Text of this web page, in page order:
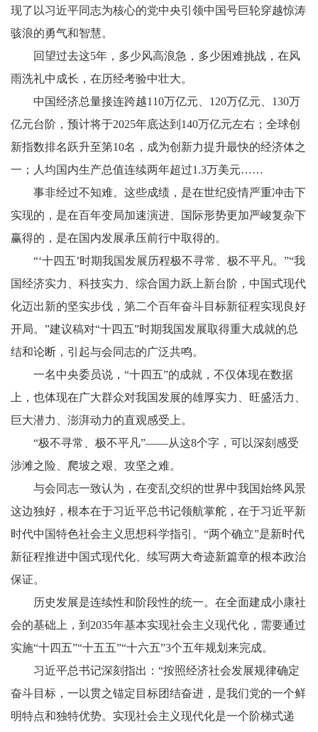
现了以习近平同志为核心的党中央引领中国号巨轮穿越惊涛
骇浪的勇气和智慧。
回望过去这5年，多少风高浪急，多少困难挑战，在风
雨洗礼中成长，在历经考验中壮大。
中国经济总量接连跨越110万亿元、120万亿元、130万
亿元台阶，预计将于2025年底达到140万亿元左右；全球创
新指数排名跃升至第10名，成为创新力提升最快的经济体之
一；人均国内生产总值连续两年超过1.3万美元……
事非经过不知难。这些成绩，是在世纪疫情严重冲击下
实现的，是在百年变局加速演进、国际形势更加严峻复杂下
赢得的，是在国内发展承压前行中取得的。
“‘十四五’时期我国发展历程极不寻常、极不平凡。”“我
国经济实力、科技实力、综合国力跃上新台阶，中国式现代
化迈出新的坚实步伐，第二个百年奋斗目标新征程实现良好
开局。”建议稿对“十四五”时期我国发展取得重大成就的总
结和论断，引起与会同志的广泛共鸣。
一名中央委员说，“十四五”的成就，不仅体现在数据
上，也体现在广大群众对我国发展的雄厚实力、旺盛活力、
巨大潜力、澎湃动力的直观感受上。
“极不寻常、极不平凡”——从这8个字，可以深刻感受
涉滩之险、爬坡之艰、攻坚之难。
与会同志一致认为，在变乱交织的世界中我国始终风景
这边独好，根本在于习近平总书记领航掌舵，在于习近平新
时代中国特色社会主义思想科学指引。“两个确立”是新时代
新征程推进中国式现代化、续写两大奇迹新篇章的根本政治
保证。
历史发展是连续性和阶段性的统一。在全面建成小康社
会的基础上，到2035年基本实现社会主义现代化，需要通过
实施“十四五”“十五五”“十六五”3个五年规划来完成。
习近平总书记深刻指出：“按照经济社会发展规律确定
奋斗目标，一以贯之锚定目标团结奋进，是我们党的一个鲜
明特点和独特优势。实现社会主义现代化是一个阶梯式递